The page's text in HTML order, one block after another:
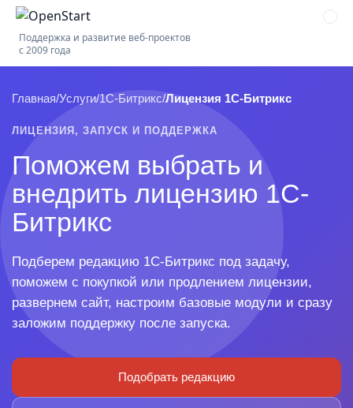
Поддержка и развитие веб-проектов
с 2009 года
Главная/Услуги/1С-Битрикс/Лицензия 1С-Битрикс
ЛИЦЕНЗИЯ, ЗАПУСК И ПОДДЕРЖКА
Поможем выбрать и
внедрить лицензию 1С-
Битрикс
Подберем редакцию 1С-Битрикс под задачу,
поможем с покупкой или продлением лицензии,
развернем сайт, настроим базовые модули и сразу
заложим поддержку после запуска.
Подобрать редакцию